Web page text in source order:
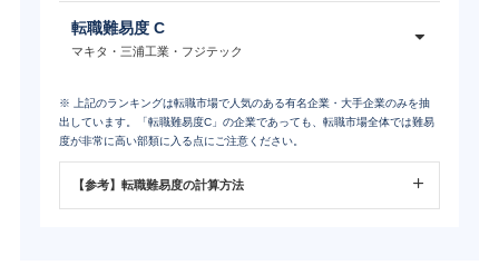
転職難易度 C
マキタ・三浦工業・フジテック
※ 上記のランキングは転職市場で人気のある有名企業・大手企業のみを抽
出しています。「転職難易度C」の企業であっても、転職市場全体では難易
度が非常に高い部類に入る点にご注意ください。
【参考】転職難易度の計算方法